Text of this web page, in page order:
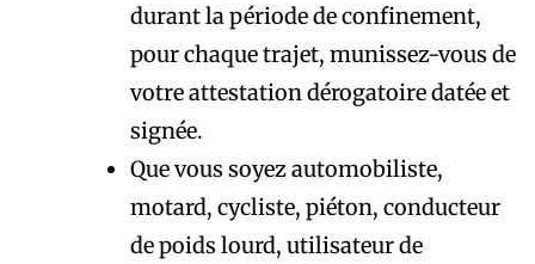
durant la période de confinement,
pour chaque trajet, munissez-vous de
votre attestation dérogatoire datée et
signée.
Que vous soyez automobiliste,
motard, cycliste, piéton, conducteur
de poids lourd, utilisateur de